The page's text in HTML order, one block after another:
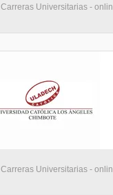
Carreras Universitarias -
Carreras Universitarias -